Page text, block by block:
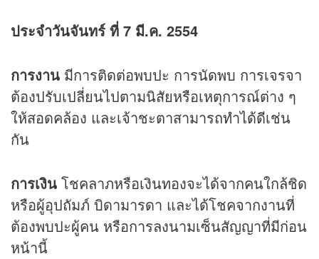
ประจำวันจันทร์ ที่ 7 มี.ค. 2554
การงาน มีการติดต่อพบปะ การนัดพบ การเจรจา
ต้องปรับเปลี่ยนไปตามนิสัยหรือเหตุการณ์ต่าง ๆ
ให้สอดคล้อง และเจ้าชะตาสามารถทำได้ดีเช่น
กัน
การเงิน โชคลาภหรือเงินทองจะได้จากคนใกล้ชิด
หรือผู้อุปถัมภ์ บิดามารดา และได้โชคจากงานที่
ต้องพบปะผู้คน หรือการลงนามเซ็นสัญญาที่มีก่อน
หน้านี้